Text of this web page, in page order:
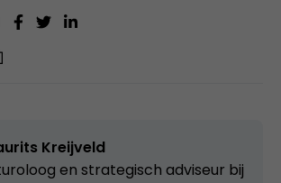
Kreijveld
en strategisch adviseur bij